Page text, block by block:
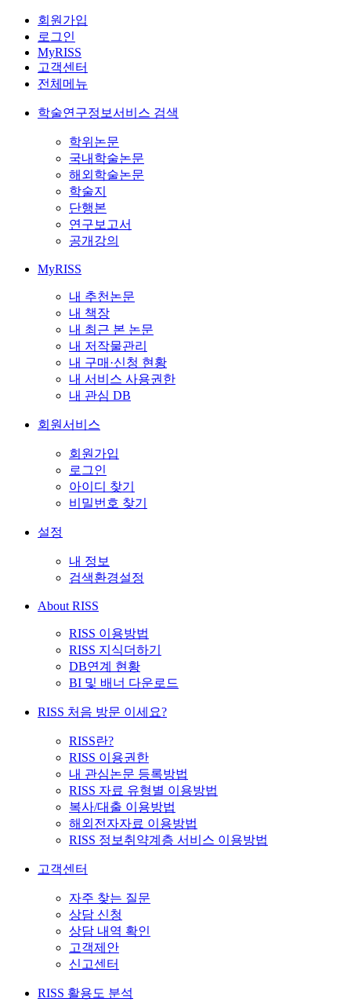
회원가입
로그인
MyRISS
고객센터
전체메뉴
학술연구정보서비스 검색
학위논문
국내학술논문
해외학술논문
학술지
단행본
연구보고서
공개강의
MyRISS
내 추천논문
내 책장
내 최근 본 논문
내 저작물관리
내 구매·신청 현황
내 서비스 사용권한
내 관심 DB
회원서비스
회원가입
로그인
아이디 찾기
비밀번호 찾기
설정
내 정보
검색환경설정
About RISS
RISS 이용방법
RISS 지식더하기
DB연계 현황
BI 및 배너 다운로드
RISS 처음 방문 이세요?
RISS란?
RISS 이용권한
내 관심논문 등록방법
RISS 자료 유형별 이용방법
복사/대출 이용방법
해외전자자료 이용방법
RISS 정보취약계층 서비스 이용방법
고객센터
자주 찾는 질문
상담 신청
상담 내역 확인
고객제안
신고센터
RISS 활용도 분석